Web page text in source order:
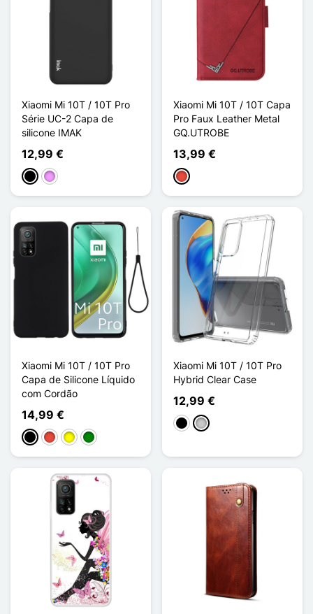
Xiaomi Mi 10T / 10T Pro
Série UC-2 Capa de
silicone IMAK
12,99 €
PretoVioleta ligeira
Xiaomi Mi 10T / 10T Capa
Pro Faux Leather Metal
GQ.UTROBE
13,99 €
Vermelho
Xiaomi Mi 10T / 10T Pro
Capa de Silicone Líquido
com Cordão
14,99 €
PretoVermelho
Amarelo
Verde
Xiaomi Mi 10T / 10T Pro
Hybrid Clear Case
12,99 €
PretoTransparente